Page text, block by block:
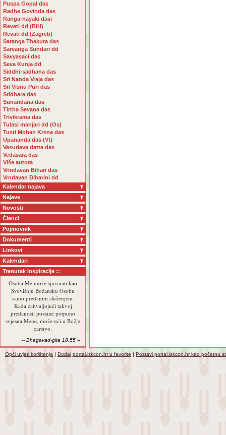
Puspa Gopal das
Radhe Govinda das
Ranga-nayaki dasi
Revati dd (BiH)
Revati dd (Zagreb)
Saranga Thakura das
Sarvanga Sundari dd
Savyasaci das
Seva Kunja dd
Siddhi-sadhana das
Sri Nanda Vraja das
Sri Visnu Puri das
Sridhara das
Sunandana das
Tirtha Sevana das
Trivikrama das
Tulasi manjari dd (Os)
Tusti Mohan Krsna das
Upananda das (Vt)
Vasudeva datta das
Vedasara das
Više autora
Vrindavan Bihari das
Vrndavan Biharini dd
Kalendar najava
Najave
Novosti
Članci
Pojmovnik
Dokumenti
Linkovi
Kalendari
Trenutak inspiracije ::
Osoba Me može spoznati kao
Svevišnju Božansku Osobu
samo predanim služenjem.
Kada zahvaljujući takvoj
predanosti postane potpuno
svjesna Mene, može ući u Božje
carstvo.
-- Bhagavad-gita 18.55 --
Opći uvjeti korištenja | Dodaj portal.iskcon.hr u favorite | Postavi portal.iskcon.hr kao početnu